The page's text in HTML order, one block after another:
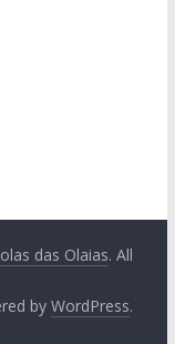
das Olaias. All
by WordPress.